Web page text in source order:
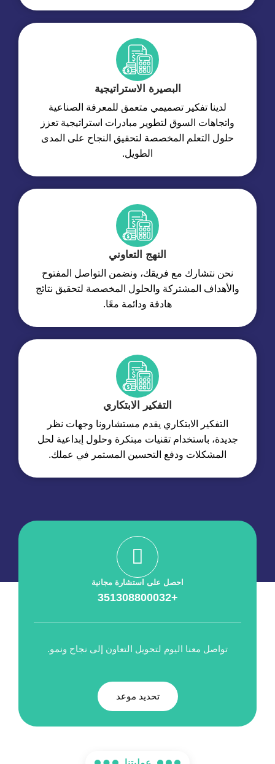
البصيرة الاستراتيجية
لدينا تفكير تصميمي متعمق للمعرفة الصناعية
واتجاهات السوق لتطوير مبادرات استراتيجية تعزز
حلول التعلم المخصصة لتحقيق النجاح على المدى
الطويل.
النهج التعاوني
نحن نتشارك مع فريقك، ونضمن التواصل المفتوح
والأهداف المشتركة والحلول المخصصة لتحقيق نتائج
هادفة ودائمة معًا.
التفكير الابتكاري
التفكير الابتكاري يقدم مستشارونا وجهات نظر
جديدة، باستخدام تقنيات مبتكرة وحلول إبداعية لحل
المشكلات ودفع التحسين المستمر في عملك.
احصل على استشارة مجانية
+351308800032
تواصل معنا اليوم لتحويل التعاون إلى نجاح ونمو.
تحديد موعد